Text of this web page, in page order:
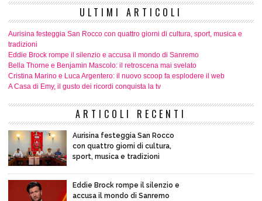
ULTIMI ARTICOLI
Aurisina festeggia San Rocco con quattro giorni di cultura, sport, musica e
tradizioni
Eddie Brock rompe il silenzio e accusa il mondo di Sanremo
Bella Thorne e Benjamin Mascolo: il retroscena mai svelato
Cristina Marino e Luca Argentero: il nuovo scoop fa esplodere il web
A Casa di Emy, il gusto dei ricordi conquista la tv
ARTICOLI RECENTI
Aurisina festeggia San Rocco
con quattro giorni di cultura,
sport, musica e tradizioni
Eddie Brock rompe il silenzio e
accusa il mondo di Sanremo